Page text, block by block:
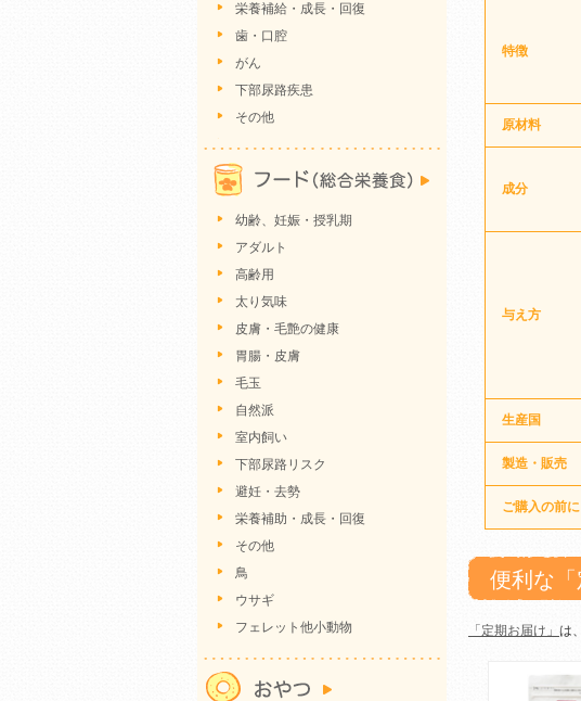
特徴
原材料
成分
与え方
生産国
製造・販売
ご購入の前に
便利な「
「定期お届け」 は
栄養補給・成長・回復
歯・口腔
がん
下部尿路疾患
その他
幼齢、妊娠・授乳期
アダルト
高齢用
太り気味
皮膚・毛艶の健康
胃腸・皮膚
毛玉
自然派
室内飼い
下部尿路リスク
避妊・去勢
栄養補助・成長・回復
その他
鳥
ウサギ
フェレット他小動物